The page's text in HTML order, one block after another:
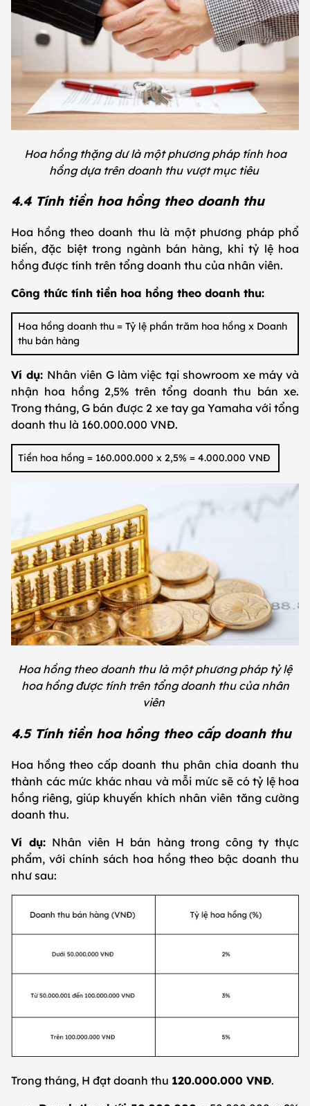
Hoa hồng thặng dư là một phương pháp tính hoa
hồng dựa trên doanh thu vượt mục tiêu
4.4 Tính tiền hoa hồng theo doanh thu
Hoa hồng theo doanh thu là một phương pháp phổ
biến, đặc biệt trong ngành bán hàng, khi tỷ lệ hoa
hồng được tính trên tổng doanh thu của nhân viên.
Công thức tính tiền hoa hồng theo doanh thu:
Hoa hồng doanh thu = Tỷ lệ phần trăm hoa hồng x Doanh
thu bán hàng
Ví dụ: Nhân viên G làm việc tại showroom xe máy và
nhận hoa hồng 2,5% trên tổng doanh thu bán xe.
Trong tháng, G bán được 2 xe tay ga Yamaha với tổng
doanh thu là 160.000.000 VNĐ.
Tiền hoa hồng = 160.000.000 x 2,5% = 4.000.000 VNĐ
Hoa hồng theo doanh thu là một phương pháp tỷ lệ
hoa hồng được tính trên tổng doanh thu của nhân
viên
4.5 Tính tiền hoa hồng theo cấp doanh thu
Hoa hồng theo cấp doanh thu phân chia doanh thu
thành các mức khác nhau và mỗi mức sẽ có tỷ lệ hoa
hồng riêng, giúp khuyến khích nhân viên tăng cường
doanh thu.
Ví dụ: Nhân viên H bán hàng trong công ty thực
phẩm, với chính sách hoa hồng theo bậc doanh thu
như sau:
Trong tháng, H đạt doanh thu 120.000.000 VNĐ.